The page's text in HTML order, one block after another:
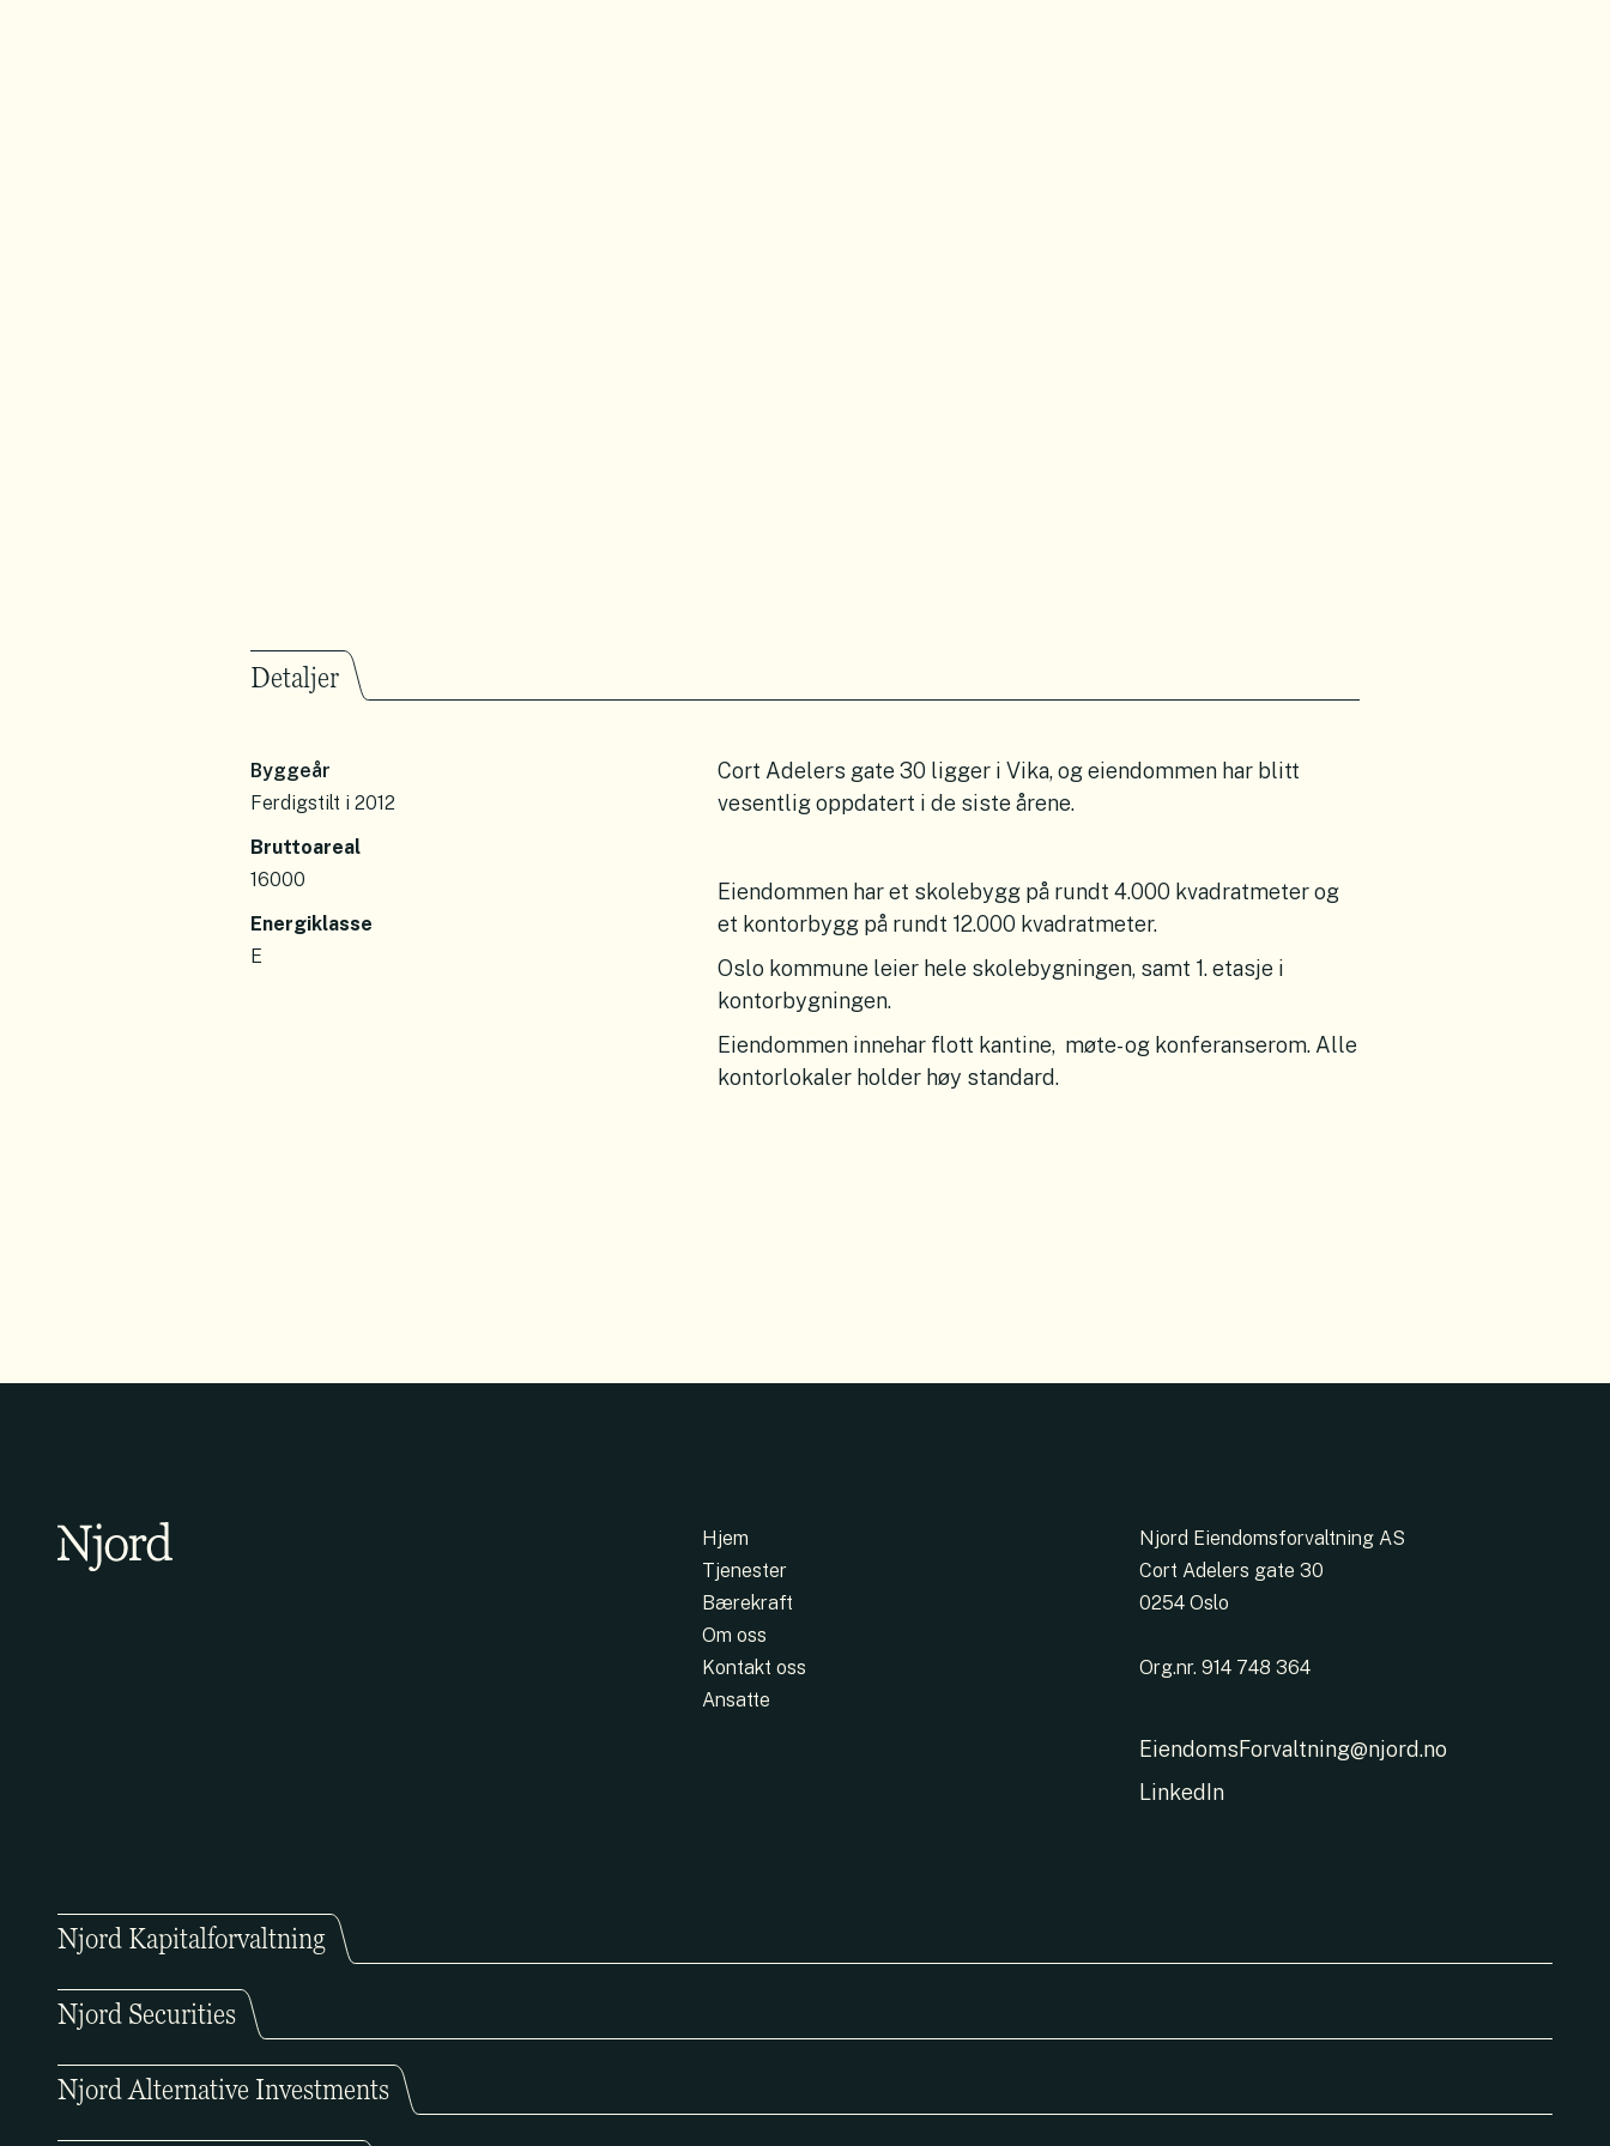
Detaljer
Byggeår
Ferdigstilt i 2012
Bruttoareal
16000
Energiklasse
E
Cort Adelers gate 30 ligger i Vika, og eiendommen har blitt
vesentlig oppdatert i de siste årene.
Eiendommen har et skolebygg på rundt 4.000 kvadratmeter og
et kontorbygg på rundt 12.000 kvadratmeter.
Oslo kommune leier hele skolebygningen, samt 1. etasje i
kontorbygningen.
Eiendommen innehar flott kantine, møte- og konferanserom. Alle
kontorlokaler holder høy standard.
Hjem
Tjenester
Bærekraft
Om oss
Kontakt oss
Ansatte
Njord Eiendomsforvaltning AS
Cort Adelers gate 30
0254 Oslo
Org.nr. 914 748 364
EiendomsForvaltning@njord.no
LinkedIn
Njord Kapitalforvaltning
Njord Securities
Njord Alternative Investments